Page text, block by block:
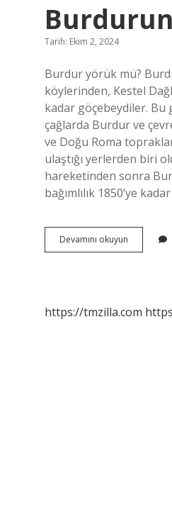
Tarih: Ekim 2, 2024
Burdur yörük mü?
köylerinden, Kestel
kadar göçebeydiler. Bu
çağlarda Burdur ve
ve Doğu Roma
ulaştığı yerlerden biri
hareketinden sonra
bağımlılık 1850’ye
Devamını okuyun Burdurun
Soyu
https://tmzilla.com